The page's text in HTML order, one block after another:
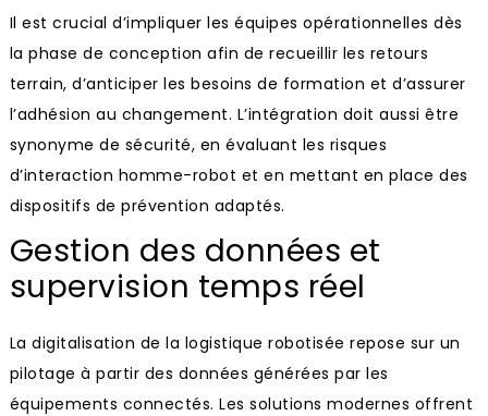
Il est crucial d’impliquer les équipes opérationnelles dès
la phase de conception afin de recueillir les retours
terrain, d’anticiper les besoins de formation et d’assurer
l’adhésion au changement. L’intégration doit aussi être
synonyme de sécurité, en évaluant les risques
d’interaction homme-robot et en mettant en place des
dispositifs de prévention adaptés.
Gestion des données et
supervision temps réel
La digitalisation de la logistique robotisée repose sur un
pilotage à partir des données générées par les
équipements connectés. Les solutions modernes offrent